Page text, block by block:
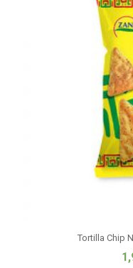
Tortilla Chip